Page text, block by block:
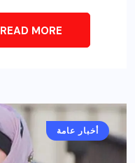
READ MORE
أخبار عامة